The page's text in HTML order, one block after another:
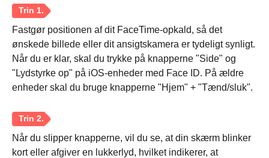
Trin 1.
Fastgør positionen af dit FaceTime-opkald, så det
ønskede billede eller dit ansigtskamera er tydeligt synligt.
Når du er klar, skal du trykke på knapperne "Side" og
"Lydstyrke op" på iOS-enheder med Face ID. På ældre
enheder skal du bruge knapperne "Hjem" + "Tænd/sluk".
Når du slipper knapperne, vil du se, at din skærm blinker
kort eller afgiver en lukkerlyd, hvilket indikerer, at